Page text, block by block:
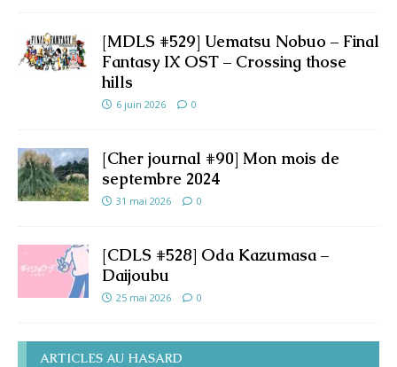
[MDLS #529] Uematsu Nobuo – Final
Fantasy IX OST – Crossing those
hills
6 juin 2026 0
[Cher journal #90] Mon mois de
septembre 2024
31 mai 2026 0
[CDLS #528] Oda Kazumasa –
Daijoubu
25 mai 2026 0
ARTICLES AU HASARD